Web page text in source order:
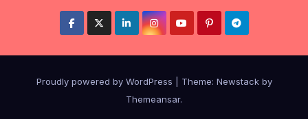
Proudly powered by WordPress Theme: Newstackby
Themeansar.